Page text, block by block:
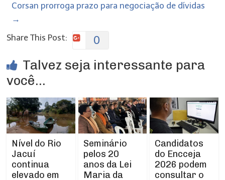
Corsan prorroga prazo para negociação de dívidas
→
Share This Post:
0
Talvez seja interessante para
você...
Nível do Rio
Jacuí
continua
elevado em
Seminário
pelos 20
anos da Lei
Maria da
Candidatos
do Encceja
2026 podem
consultar o